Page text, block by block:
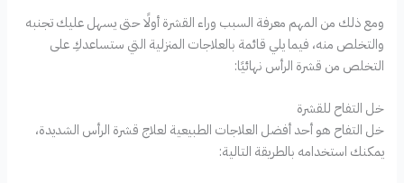
ومع ذلك من المهم معرفة السبب وراء القشرة أولًا حتى يسهل عليك تجنبه
والتخلص منه، فيما يلي قائمة بالعلاجات المنزلية التي ستساعدكِ على
التخلص من قشرة الرأس نهائيًا:
خل التفاح للقشرة
خل التفاح هو أحد أفضل العلاجات الطبيعية لعلاج قشرة الرأس الشديدة،
يمكنك استخدامه بالطريقة التالية: